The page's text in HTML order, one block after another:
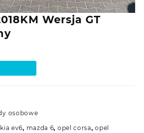
Wersja GT
osobowe
kia ev6, mazda 6, opel corsa,opel